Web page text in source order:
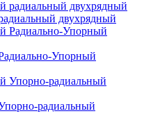
двухрядный
Упорный
радиальный